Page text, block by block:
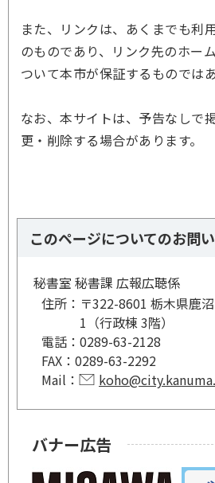
また、リンクは、あくまでも利
のものであり、リンク先のホー
ついて本市が保証するものでは
なお、本サイトは、予告なしで
更・削除する場合があります。
このページについてのお問
秘書室 秘書課 広報広聴係
住所： 〒322-8601 栃木県鹿
1（行政棟 3階）
電話： 0289-63-2128
FAX： 0289-63-2292
Mail：
バナー広告